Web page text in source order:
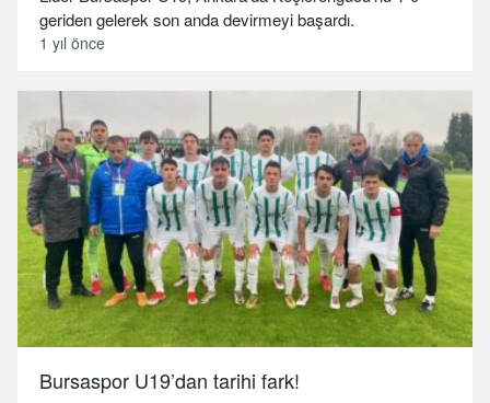
geriden gelerek son anda devirmeyi başardı.
1 yıl önce
Bursaspor U19’dan tarihi fark!